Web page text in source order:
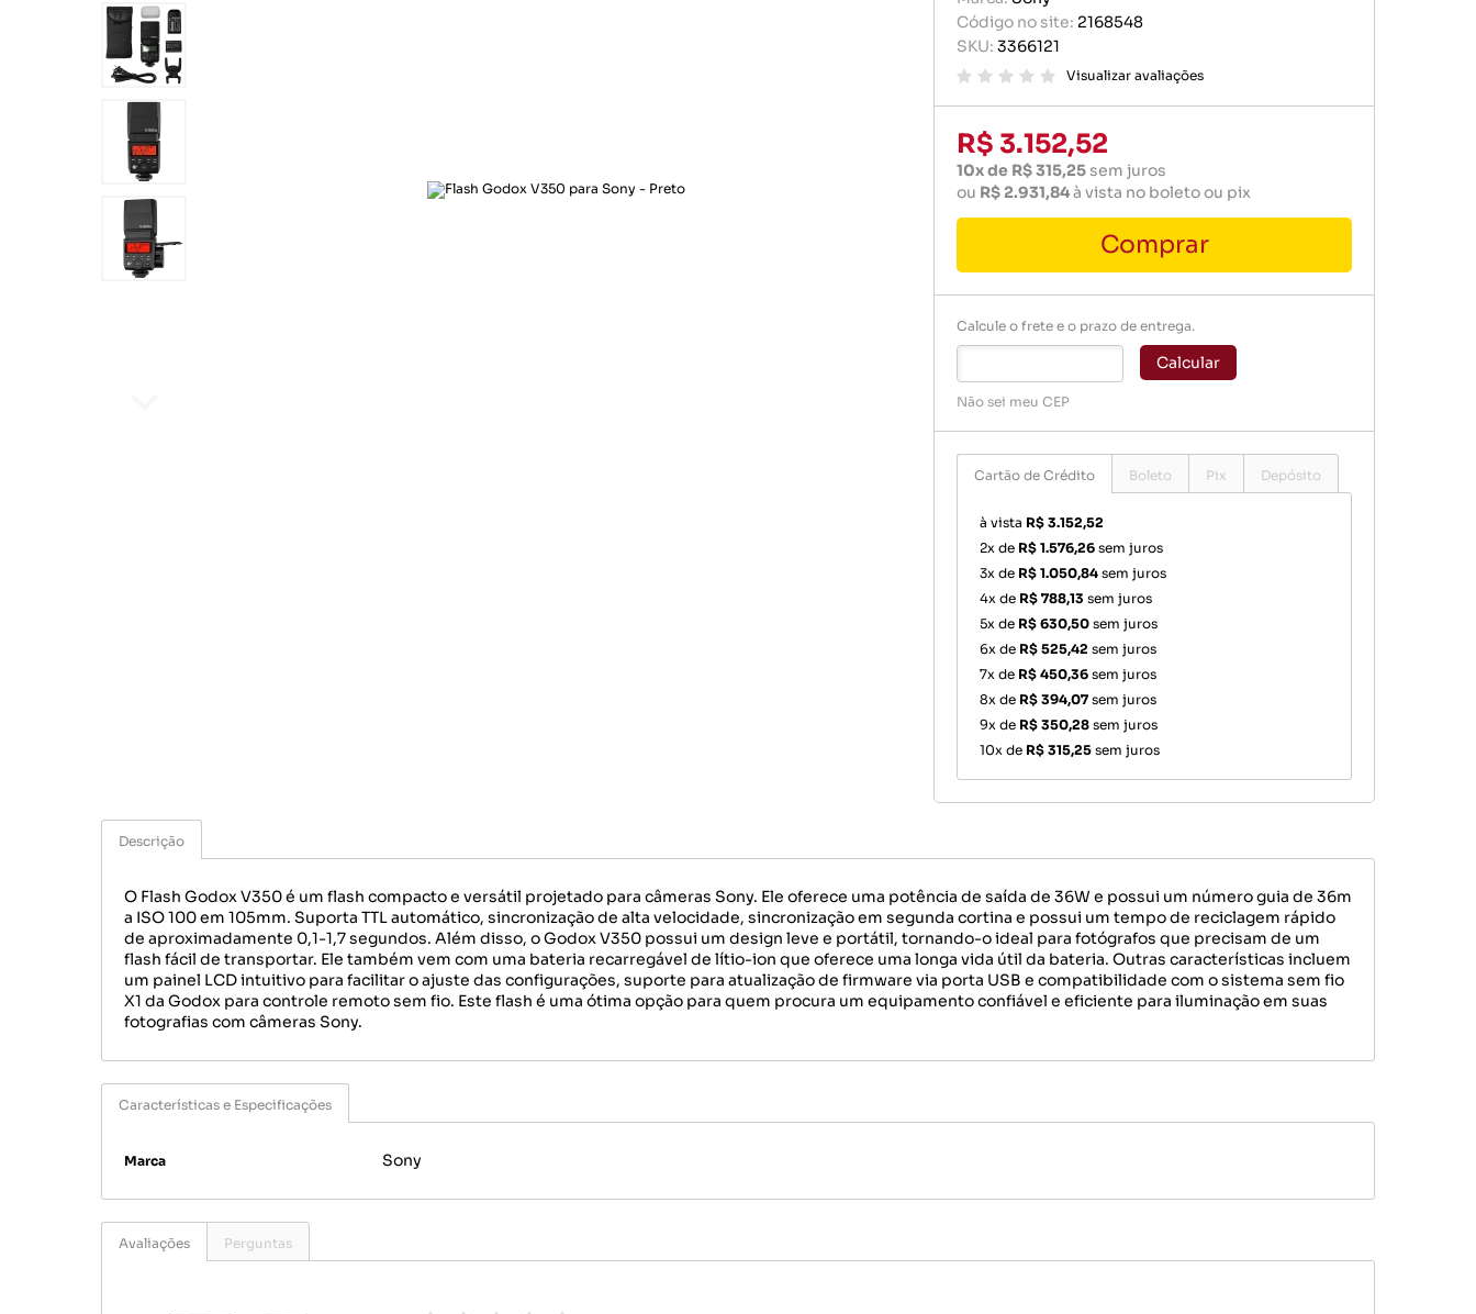
Esporte e lazer
Informática
Papelaria
Saúde e beleza
Segurança e monitoramento
Som e imagem
Ar e Ventilação
Carregador portátil
Cartão de memória
Fontes
Pendrive
Pilhas e baterias
Rádio relógio
Relogio
Eletroportáteis
Pilhas e baterias
Relogio
Código no site: 2168548
SKU: 3366121
Visualizar avaliações
R$ 3.152,52
10x de R$ 315,25sem juros
ou R$ 2.931,84à vista no boleto ou pix
Comprar
Calcule o frete e o prazo de entrega.
Calcular
Não sei meu CEP
Cartão de Crédito Boleto Pix Depósito
à vista R$ 3.152,52
2x de R$ 1.576,26 sem juros
3x de R$ 1.050,84 sem juros
4x de R$ 788,13 sem juros
5x de R$ 630,50 sem juros
6x de R$ 525,42 sem juros
7x de R$ 450,36 sem juros
8x de R$ 394,07 sem juros
9x de R$ 350,28 sem juros
10x de R$ 315,25 sem juros
Descrição
O Flash Godox V350 é um flash compacto e versátil projetado para câmeras Sony. Ele oferece uma potência de saída de 36W e possui um número guia de 36m
a ISO 100 em 105mm. Suporta TTL automático, sincronização de alta velocidade, sincronização em segunda cortina e possui um tempo de reciclagem rápido
de aproximadamente 0,1-1,7 segundos. Além disso, o Godox V350 possui um design leve e portátil, tornando-o ideal para fotógrafos que precisam de um
flash fácil de transportar. Ele também vem com uma bateria recarregável de lítio-ion que oferece uma longa vida útil da bateria. Outras características incluem
um painel LCD intuitivo para facilitar o ajuste das configurações, suporte para atualização de firmware via porta USB e compatibilidade com o sistema sem fio
X1 da Godox para controle remoto sem fio. Este flash é uma ótima opção para quem procura um equipamento confiável e eficiente para iluminação em suas
fotografias com câmeras Sony.
Características e Especificações
Marca Sony
Avaliações Perguntas